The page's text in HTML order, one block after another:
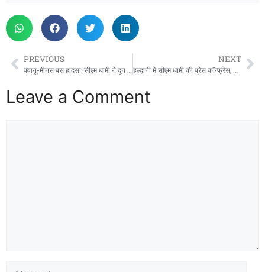
PREVIOUS
क्वानू-मीनस बस हादसा: सीएम धामी ने दून अस्पताल में घायलों का जाना हाल, बेहतर इलाज का दिया भरोसा
NEXT
हल्द्वानी में सीएम धामी की प्रेस कॉन्फ्रेंस, केंद्रीय बजट में देश-उत्तराखंड को क्या मिला खास?
Leave a Comment